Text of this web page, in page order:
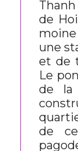
de
une
et de
Le
de la
de